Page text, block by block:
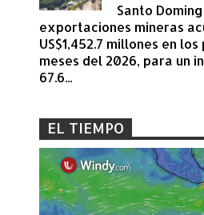
Santo
exportaciones mineras
US$1,452.7 millones en
meses del 2026, para un
67.6...
EL TIEMPO